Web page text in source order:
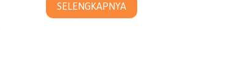
SELENGKAPNYA